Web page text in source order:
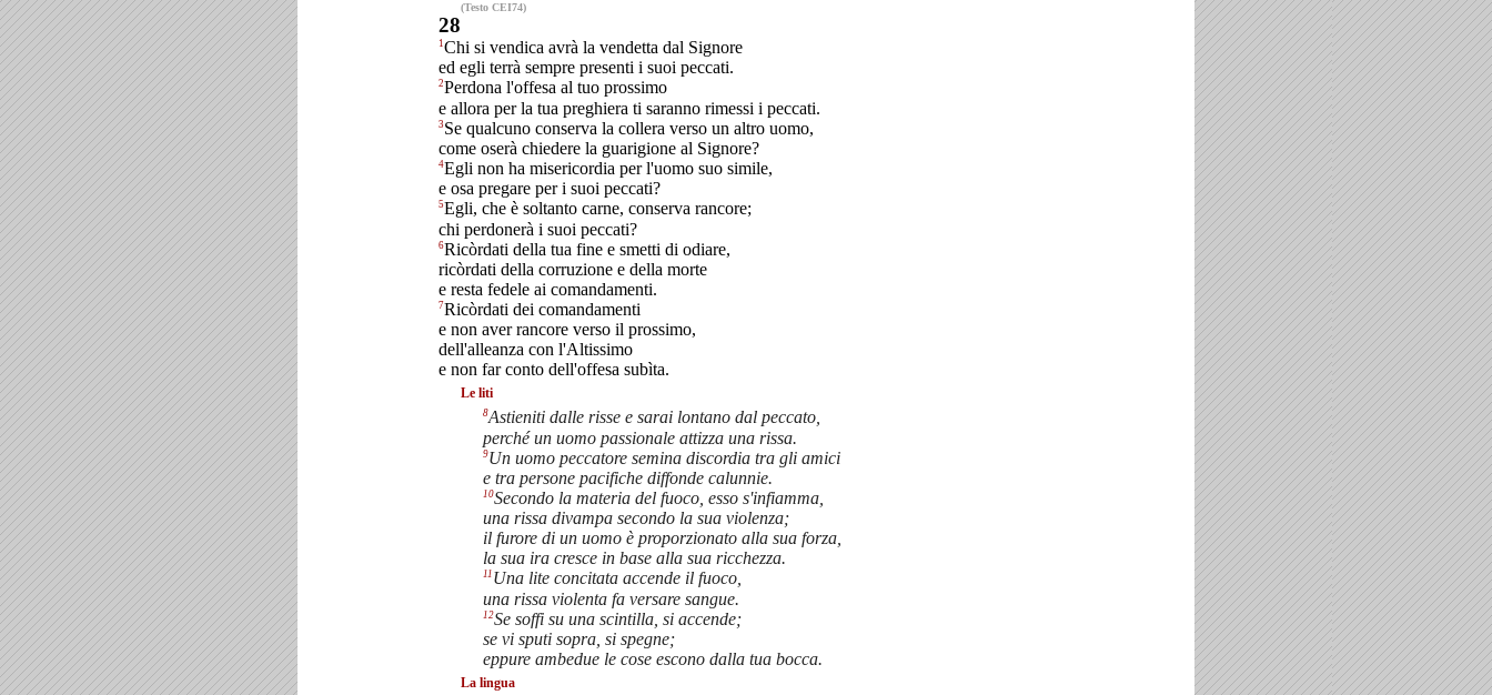
(Testo CEI74)
28
1Chi si vendica avrà la vendetta dal Signore
ed egli terrà sempre presenti i suoi peccati.
2Perdona l'offesa al tuo prossimo
e allora per la tua preghiera ti saranno rimessi i peccati.
3 Se qualcuno conserva la collera verso un altro uomo,
come oserà chiedere la guarigione al Signore?
4Egli non ha misericordia per l'uomo suo simile,
e osa pregare per i suoi peccati?
5Egli, che è soltanto carne, conserva rancore;
chi perdonerà i suoi peccati?
6Ricòrdati della tua fine e smetti di odiare,
ricòrdati della corruzione e della morte
e resta fedele ai comandamenti.
7Ricòrdati dei comandamenti
e non aver rancore verso il prossimo,
dell'alleanza con l'Altissimo
e non far conto dell'offesa subìta.
Le liti
8Astieniti dalle risse e sarai lontano dal peccato,
perché un uomo passionale attizza una rissa.
9Un uomo peccatore semina discordia tra gli amici
e tra persone pacifiche diffonde calunnie.
10Secondo la materia del fuoco, esso s'infiamma,
una rissa divampa secondo la sua violenza;
il furore di un uomo è proporzionato alla sua forza,
la sua ira cresce in base alla sua ricchezza.
11 Una lite concitata accende il fuoco,
una rissa violenta fa versare sangue.
12Se soffi su una scintilla, si accende;
se vi sputi sopra, si spegne;
eppure ambedue le cose escono dalla tua bocca.
La lingua